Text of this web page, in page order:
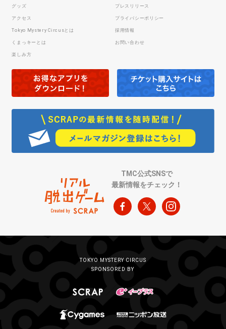
グッズ
アクセス
Tokyo Mystery Circusとは
くまっキーとは
楽しみ方
プレスリリース
プライバシーポリシー
採用情報
お問い合わせ
TMC公式SNSで
最新情報をチェック！
TOKYO MYSTERY CIRCUS
SPONSORED BY